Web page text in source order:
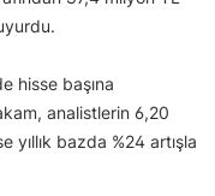
hisse başına
analistlerin 6,20
yıllık bazda %24 artışla